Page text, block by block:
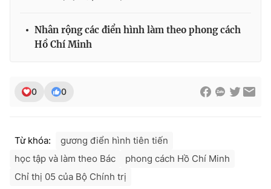
toasoan@vtv.vn
Liên hệ quảng cáo:024-7300.7108
Nhân rộng các điển hình làm theo phong cách
Hồ Chí Minh
0 0
Từ khóa:
gương điển hình tiên tiến
học tập và làm theo Bác
phong cách Hồ Chí Minh
Chỉ thị 05 của Bộ Chính trị